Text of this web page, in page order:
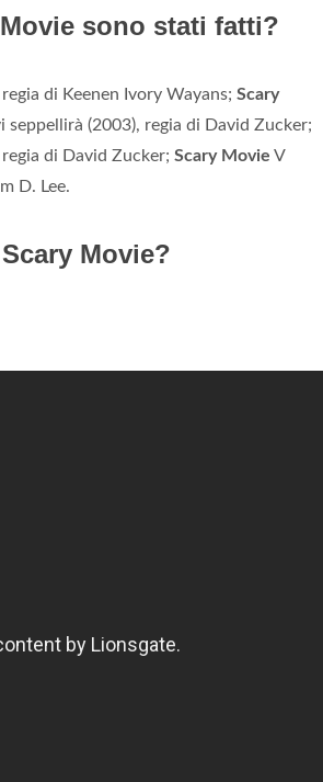
sono stati fatti?
di Keenen Ivory Wayans; Scary
seppellirà (2003), regia di David Zucker;
di David Zucker; Scary Movie V
D. Lee.
Movie?